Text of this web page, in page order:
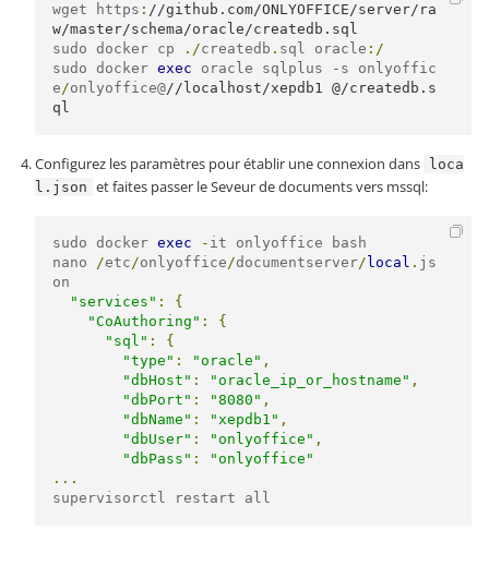
wget https : //github.com/ONLYOFFICE/server/ra
w/master/schema/oracle/createdb.sql
sudo docker cp
./createdb . sql oracle :/
sudo docker exec oracle sqlplus - s onlyoffic
e/onlyoffice@//localhost/xepdb1 @/createdb.s
ql
Configurez les paramètres pour établir une connexion dans
loca
l.json et faites passer le Seveur de documents vers mssql:
sudo docker exec - it onlyoffice bash
nano /etc/onlyoffice/documentserver/ local . js
on
"services" :
{
"CoAuthoring" :
{
"sql" :
{
"type" : "oracle" ,
"dbHost" : "oracle_ip_or_hostname" ,
"dbPort" : "8080" ,
"dbName" : "xepdb1" ,
"dbUser" : "onlyoffice" ,
"dbPass" :
"onlyoffice"
...
supervisorctl restart all